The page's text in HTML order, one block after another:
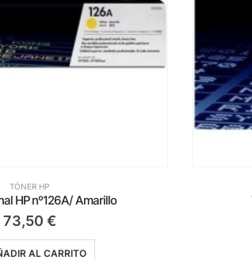
TÓNER HP
HP nº55A/ Negro
195,00€
AL CARRITO